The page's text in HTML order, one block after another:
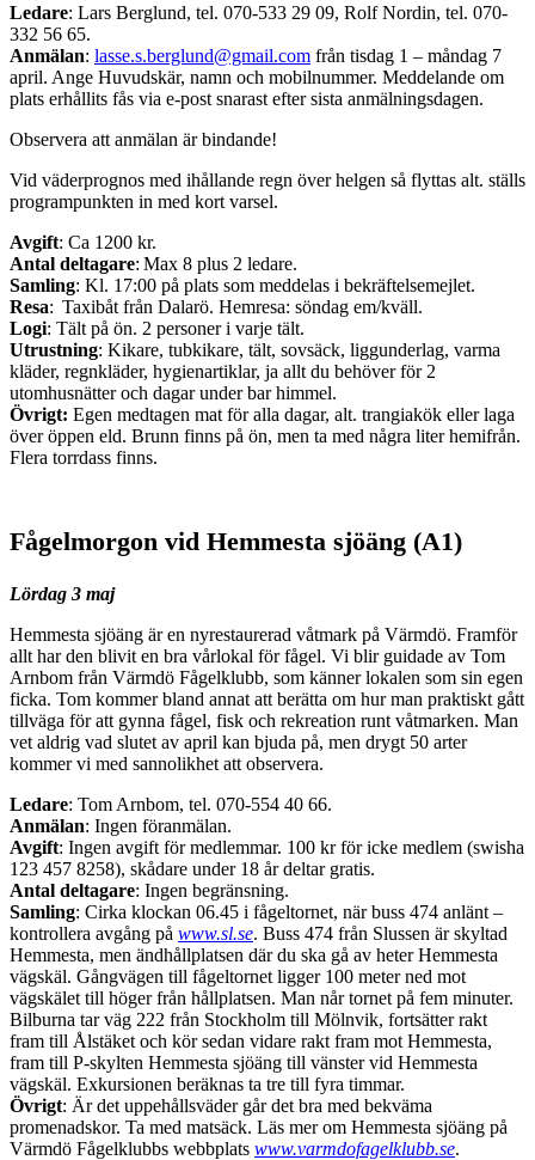
Ledare: Lars Berglund, tel. 070-533 29 09, Rolf Nordin, tel. 070-
332 56 65.
Anmälan: lasse.s.berglund@gmail.com från tisdag 1 – måndag 7
april. Ange Huvudskär, namn och mobilnummer. Meddelande om
plats erhållits fås via e-post snarast efter sista anmälningsdagen.
Observera att anmälan är bindande!
Vid väderprognos med ihållande regn över helgen så flyttas alt. ställs
programpunkten in med kort varsel.
Avgift: Ca 1200 kr.
Antal deltagare: Max 8 plus 2 ledare.
Samling: Kl. 17:00 på plats som meddelas i bekräftelsemejlet.
Resa: Taxibåt från Dalarö. Hemresa: söndag em/kväll.
Logi: Tält på ön. 2 personer i varje tält.
Utrustning: Kikare, tubkikare, tält, sovsäck, liggunderlag, varma
kläder, regnkläder, hygienartiklar, ja allt du behöver för 2
utomhusnätter och dagar under bar himmel.
Övrigt: Egen medtagen mat för alla dagar, alt. trangiakök eller laga
över öppen eld. Brunn finns på ön, men ta med några liter hemifrån.
Flera torrdass finns.
Fågelmorgon vid Hemmesta sjöäng (A1)
Lördag 3 maj
Hemmesta sjöäng är en nyrestaurerad våtmark på Värmdö. Framför
allt har den blivit en bra vårlokal för fågel. Vi blir guidade av Tom
Arnbom från Värmdö Fågelklubb, som känner lokalen som sin egen
ficka. Tom kommer bland annat att berätta om hur man praktiskt gått
tillväga för att gynna fågel, fisk och rekreation runt våtmarken. Man
vet aldrig vad slutet av april kan bjuda på, men drygt 50 arter
kommer vi med sannolikhet att observera.
Ledare: Tom Arnbom, tel. 070-554 40 66.
Anmälan: Ingen föranmälan.
Avgift: Ingen avgift för medlemmar. 100 kr för icke medlem (swisha
123 457 8258), skådare under 18 år deltar gratis.
Antal deltagare: Ingen begränsning.
Samling: Cirka klockan 06.45 i fågeltornet, när buss 474 anlänt –
kontrollera avgång på www.sl.se. Buss 474 från Slussen är skyltad
Hemmesta, men ändhållplatsen där du ska gå av heter Hemmesta
vägskäl. Gångvägen till fågeltornet ligger 100 meter ned mot
vägskälet till höger från hållplatsen. Man når tornet på fem minuter.
Bilburna tar väg 222 från Stockholm till Mölnvik, fortsätter rakt
fram till Ålstäket och kör sedan vidare rakt fram mot Hemmesta,
fram till P-skylten Hemmesta sjöäng till vänster vid Hemmesta
vägskäl. Exkursionen beräknas ta tre till fyra timmar.
Övrigt: Är det uppehållsväder går det bra med bekväma
promenadskor. Ta med matsäck. Läs mer om Hemmesta sjöäng på
Värmdö Fågelklubbs webbplats www.varmdofagelklubb.se.